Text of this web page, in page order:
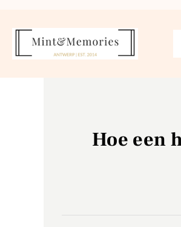
Hoe een